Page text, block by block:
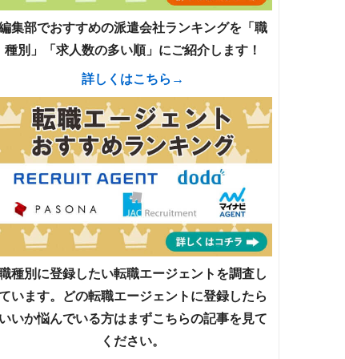
集部でおすすめの派遣会社ランキングを「職
種別」「求人数の多い順」にご紹介します！
詳しくはこちら→
種別に登録したい転職エージェントを調査し
います。どの転職エージェントに登録したら
いいか悩んでいる方はまずこちらの記事を見て
ください。